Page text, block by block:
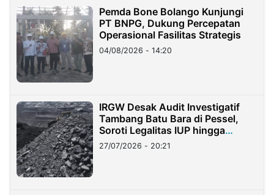
Pemda Bone Bolango Kunjungi
PT BNPG, Dukung Percepatan
Operasional Fasilitas Strategis
04/08/2026 - 14:20
IRGW Desak Audit Investigatif
Tambang Batu Bara di Pessel,
Soroti Legalitas IUP hingga
Stockpile
27/07/2026 - 20:21